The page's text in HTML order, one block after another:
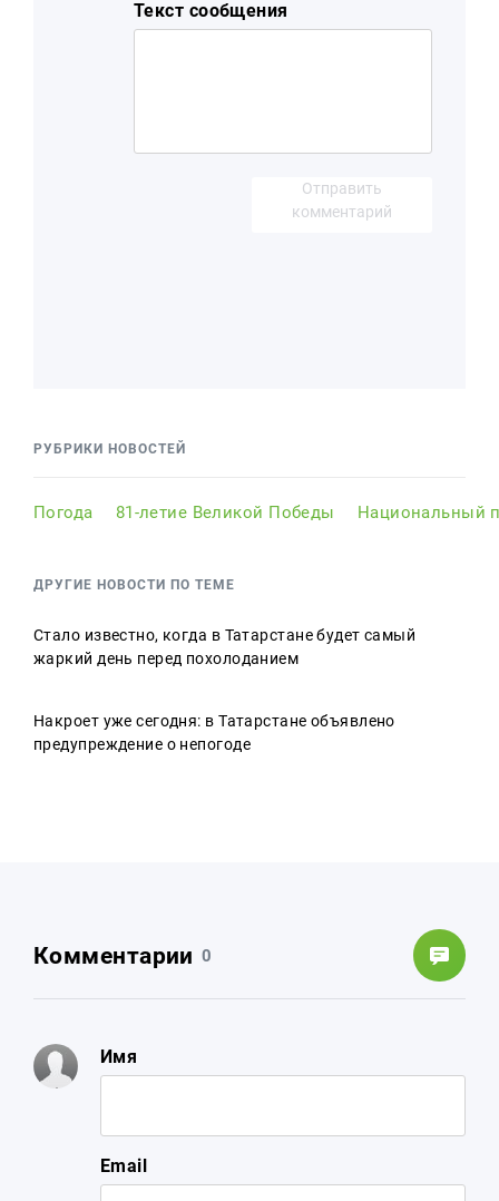
Текст сообщения
Отправить
комментарий
РУБРИКИ НОВОСТЕЙ
Погода 81-летие Великой Победы Национальный
ДРУГИЕ НОВОСТИ ПО ТЕМЕ
Стало известно, когда в Татарстане будет самый
жаркий день перед похолоданием
Накроет уже сегодня: в Татарстане объявлено
предупреждение о непогоде
Комментарии 0
Имя
Email